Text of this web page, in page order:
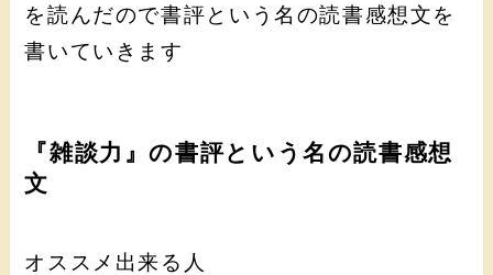
を読んだので書評という名の読書感想文を
書いていきます
『雑談力』の書評という名の読書感想
文
オススメ出来る人